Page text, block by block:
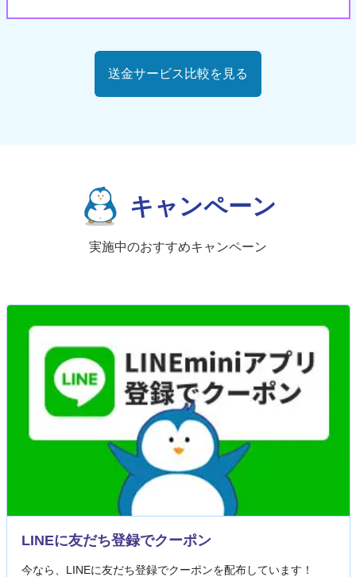
送金サービス比較を見る
キャンペーン
実施中のおすすめキャンペーン
LINEに友だち登録でクーポン
今なら、LINEに友だち登録でクーポンを配布しています！